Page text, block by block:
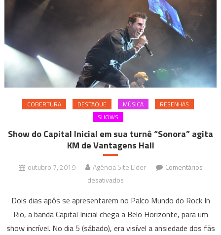
COBERTURA DESTAQUE MÚSICA
RESENHAS
SHOWS
Show do Capital Inicial em sua turnê “Sonora” agita
KM de Vantagens Hall
outubro 7, 2019 Agência Site Líder
Comentários
desativados
do
Capital
Inicial
Dois dias após se apresentarem no Palco Mundo do Rock In
Rio, a banda Capital Inicial chega a Belo Horizonte, para um
show incrível. No dia 5 (sábado), era visível a ansiedade dos fãs